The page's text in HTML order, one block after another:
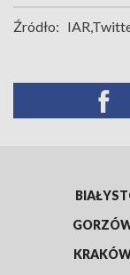
Źródło: